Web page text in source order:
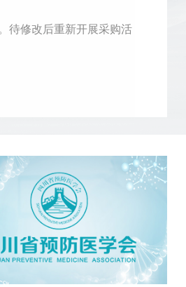
待修改后重新开展采购活